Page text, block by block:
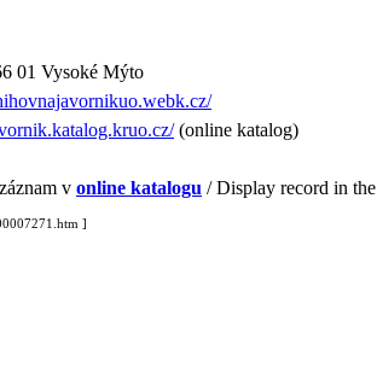
01 Vysoké Mýto
(online katalog)
v online katalogu / Display record in the
]